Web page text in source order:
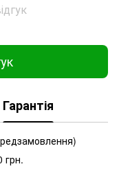
Гарантія
грн.